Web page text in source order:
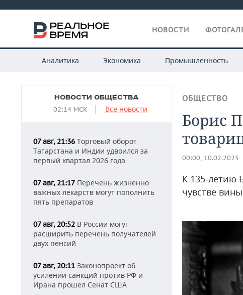
НОВОСТИ
Аналитика Экономика Промышленность
НОВОСТИ ОБЩЕСТВА
02:14 МСК Все новости
07 авг, 21:36 Торговый оборот
Татарстана и Индии удвоился за
первый квартал 2026 года
07 авг, 21:17 Перечень жизненно
важных лекарств могут пополнить
пять препаратов
07 авг, 20:52 В России могут
расширить перечень получателей
двух пенсий
07 авг, 20:11 Законопроект об
усилении санкций против РФ и
Ирана прошел Сенат США
ОБЩЕСТВО
Борис
00:00, 10.02.2025
К 135-летию
чувстве вины